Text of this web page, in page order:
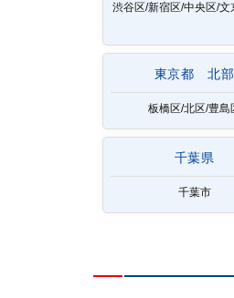
渋谷区/新宿区/中央区/文
東京都 北部
板橋区/北区/豊島
千葉県
千葉市